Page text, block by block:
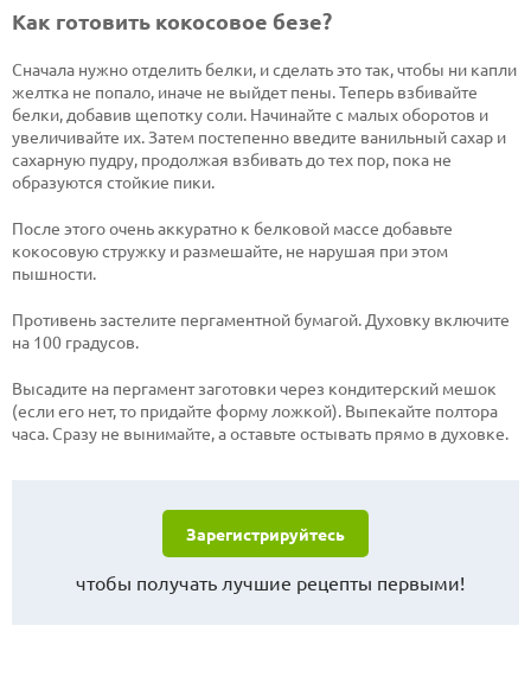
Как готовить кокосовое безе?
Сначала нужно отделить белки, и сделать это так, чтобы ни капли
желтка не попало, иначе не выйдет пены. Теперь взбивайте
белки, добавив щепотку соли. Начинайте с малых оборотов и
увеличивайте их. Затем постепенно введите ванильный сахар и
сахарную пудру, продолжая взбивать до тех пор, пока не
образуются стойкие пики.
После этого очень аккуратно к белковой массе добавьте
кокосовую стружку и размешайте, не нарушая при этом
пышности.
Противень застелите пергаментной бумагой. Духовку включите
на 100 градусов.
Высадите на пергамент заготовки через кондитерский мешок
(если его нет, то придайте форму ложкой). Выпекайте полтора
часа. Сразу не вынимайте, а оставьте остывать прямо в духовке.
Зарегистрируйтесь
чтобы получать лучшие рецепты первыми!